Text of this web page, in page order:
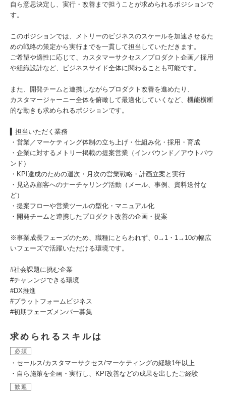
自ら意思決定し、実行・改善まで担うことが求められるポジションで
す。
このポジションでは、メトリーのビジネスのスケールを加速させるた
めの戦略の策定から実行までを一貫して担当していただきます。
ご希望や適性に応じて、カスタマーサクセス／プロダクト企画／採用
や組織設計など、ビジネスサイド全体に関わることも可能です。
また、開発チームと連携しながらプロダクト改善を進めたり、
カスタマージャーニー全体を俯瞰して最適化していくなど、機能横断
的な動きも求められるポジションです。
▍担当いただく業務
・営業／マーケティング体制の立ち上げ・仕組み化・採用・育成
・企業に対するメトリー掲載の提案営業（インバウンド／アウトバウ
ンド）
・KPI達成のための週次・月次の営業戦略・計画立案と実行
・見込み顧客へのナーチャリング活動（メール、事例、資料送付な
ど）
・提案フローや営業ツールの型化・マニュアル化
・開発チームと連携したプロダクト改善の企画・提案
※事業成長フェーズのため、職種にとらわれず、0→1・1→10の幅広
いフェーズで活躍いただける環境です。
#社会課題に挑む企業
#チャレンジできる環境
#DX推進
#プラットフォームビジネス
#初期フェーズメンバー募集
求められるスキルは
必須
・セールス/カスタマーサクセス/マーケティングの経験1年以上
・自ら施策を企画・実行し、KPI改善などの成果を出したご経験
歓迎